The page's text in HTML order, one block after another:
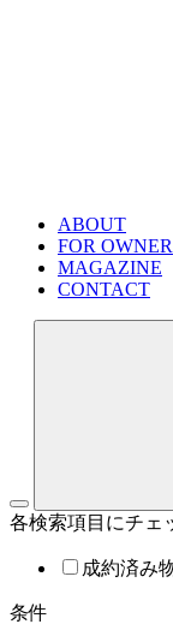
ABOUT
FOR OWNER
MAGAZINE
CONTACT
各検索項目にチェ
成約済み
条件